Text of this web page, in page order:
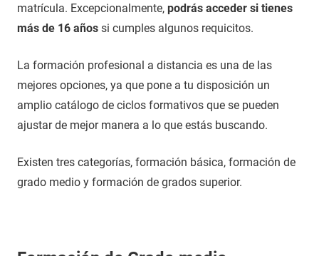
matrícula. Excepcionalmente, podrás acceder si tienes
más de 16 años si cumples algunos requicitos.
La formación profesional a distancia es una de las
mejores opciones, ya que pone a tu disposición un
amplio catálogo de ciclos formativos que se pueden
ajustar de mejor manera a lo que estás buscando.
Existen tres categorías, formación básica, formación de
grado medio y formación de grados superior.